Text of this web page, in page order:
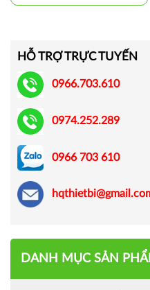
HỖ TRỢ TRỰC TUYẾN
0966.703.610
0974.252.289
0966 703 610
DANH MỤC SẢN